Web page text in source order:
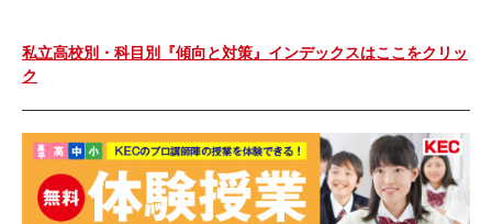
私立高校別・科目別『傾向と対策』インデックスはここをクリッ
ク